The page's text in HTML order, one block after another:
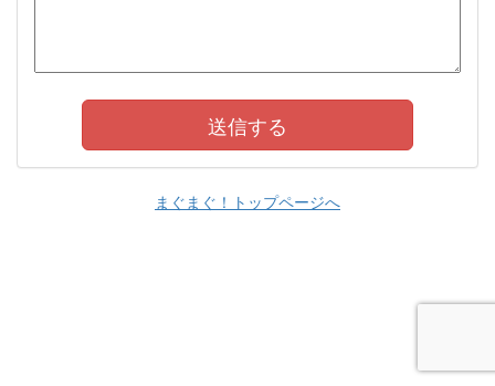
まぐまぐ！トップページへ